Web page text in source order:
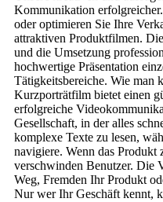
Kommunikation
oder optimieren Sie Ihre
attraktiven Produktfilmen.
und die Umsetzung
hochwertige Präsentation
Tätigkeitsbereiche. Wie man
Kurzporträtfilm bietet einen
erfolgreiche
Gesellschaft, in der alles
komplexe Texte zu lesen,
navigiere. Wenn das
verschwinden Benutzer. Die
Weg, Fremden Ihr Produkt
Nur wer Ihr Geschäft kennt,